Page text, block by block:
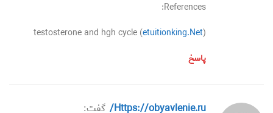
References:
testosterone and hgh cycle (etuitionking.Net)
پاسخ
https://obyavlenie.ru/ گفت: